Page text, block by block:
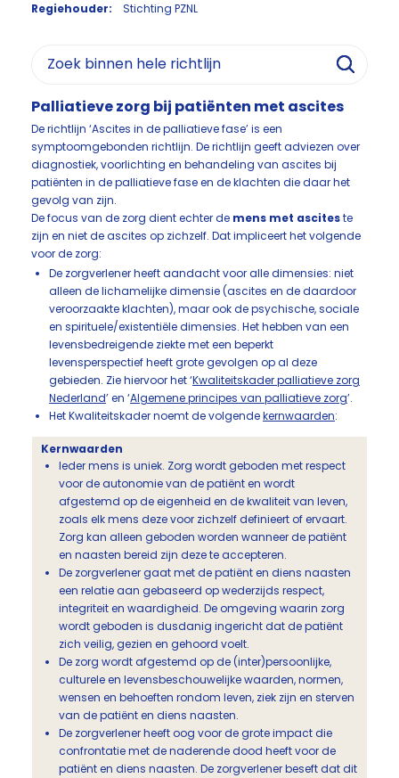
Regiehouder:
Stichting PZNL
Palliatieve zorg bij patiënten met ascites
De richtlijn ‘Ascites in de palliatieve fase’ is een
symptoomgebonden richtlijn. De richtlijn geeft adviezen over
diagnostiek, voorlichting en behandeling van ascites bij
patiënten in de palliatieve fase en de klachten die daar het
gevolg van zijn.
De focus van de zorg dient echter de mens met asciteste
zijn en niet de ascites op zichzelf. Dat impliceert het volgende
voor de zorg:
De zorgverlener heeft aandacht voor alle dimensies: niet
alleen de lichamelijke dimensie (ascites en de daardoor
veroorzaakte klachten), maar ook de psychische, sociale
en spirituele/existentiële dimensies. Het hebben van een
levensbedreigende ziekte met een beperkt
levensperspectief heeft grote gevolgen op al deze
gebieden. Zie hiervoor het ‘Kwaliteitskader palliatieve zorg
Nederland’ en ‘Algemene principes van palliatieve zorg’.
Het Kwaliteitskader noemt de volgendekernwaarden:
Kernwaarden
Ieder mens is uniek. Zorg wordt geboden met respect
voor de autonomie van de patiënt en wordt
afgestemd op de eigenheid en de kwaliteit van leven,
zoals elk mens deze voor zichzelf definieert of ervaart.
Zorg kan alleen geboden worden wanneer de patiënt
en naasten bereid zijn deze te accepteren.
De zorgverlener gaat met de patiënt en diens naasten
een relatie aan gebaseerd op wederzijds respect,
integriteit en waardigheid. De omgeving waarin zorg
wordt geboden is dusdanig ingericht dat de patiënt
zich veilig, gezien en gehoord voelt.
De zorg wordt afgestemd op de (inter)persoonlijke,
culturele en levensbeschouwelijke waarden, normen,
wensen en behoeften rondom leven, ziek zijn en sterven
van de patiënt en diens naasten.
De zorgverlener heeft oog voor de grote impact die
confrontatie met de naderende dood heeft voor de
patiënt en diens naasten. De zorgverlener beseft dat dit